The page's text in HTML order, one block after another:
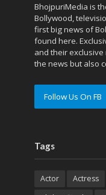
BhojpuriMedia is
Bollywood,
first big news of
found here.
and their exclusive
the news but also
Follow Us On FB
Tags
Actor Actress